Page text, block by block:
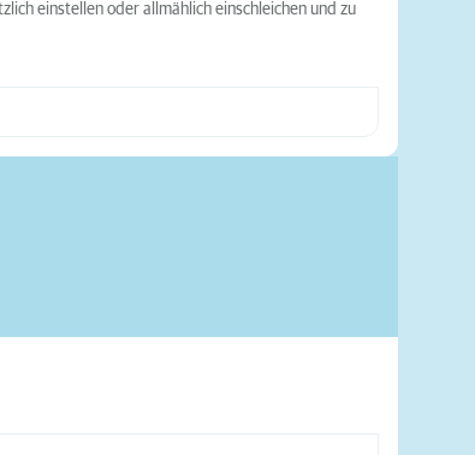
einstellen oder allmählich einschleichen und zu